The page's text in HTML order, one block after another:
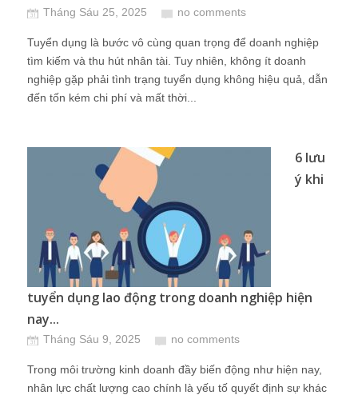
Tháng Sáu 25, 2025 no comments
Tuyển dụng là bước vô cùng quan trọng để doanh nghiệp
tìm kiếm và thu hút nhân tài. Tuy nhiên, không ít doanh
nghiệp gặp phải tình trạng tuyển dụng không hiệu quả, dẫn
đến tốn kém chi phí và mất thời...
6 lưu
ý khi
tuyển dụng lao động trong doanh nghiệp hiện
nay...
Tháng Sáu 9, 2025 no comments
Trong môi trường kinh doanh đầy biến động như hiện nay,
nhân lực chất lượng cao chính là yếu tố quyết định sự khác